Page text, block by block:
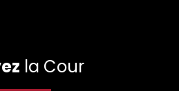
la Cour